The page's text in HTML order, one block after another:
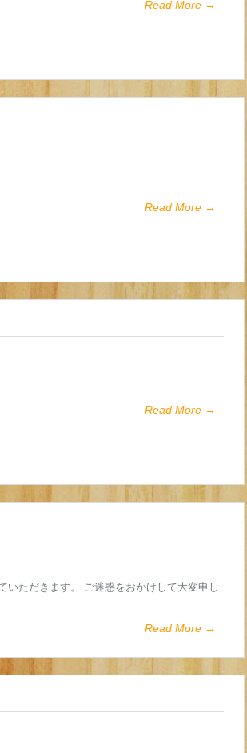
Read More →
Read More →
Read More →
いただきます。 ご迷惑をおかけして大変申し
Read More →